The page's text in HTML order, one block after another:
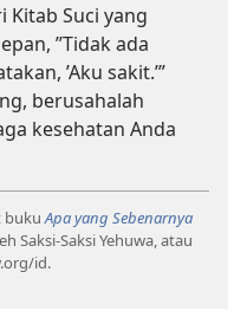
Kitab Suci yang
”Tidak ada
’Aku sakit.’”
berusahalah
kesehatan Anda
bukuApa yang Sebenarnya
Saksi-Saksi Yehuwa, atau
id.